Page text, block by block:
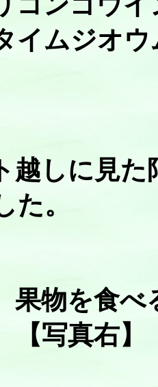
イムジオ
越しに見
た。
果物を食
【写真右】